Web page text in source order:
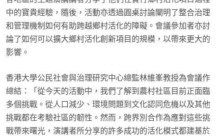
中的寶貴經驗，隨後，活動亦透過圓桌討論闡明了整合治理
和管理機制如何有助跨越鄉村活化的障礙。會議參加者亦討
論了如何可以擴大鄉村活化創新項目的規模，以帶來更大的
影響。
香港大學公民社會與治理研究中心總監林維峯教授為會議作
總結：「從今天的活動中，我們了解到農村社區目前正面臨
多個挑戰。從人口減少、環境問題到文化認同危機以及其他
挑戰都在考驗社區的韌性。然而，跨界別合作為應對這些挑
戰帶來曙光，演講者所分享的許多成功的活化模式都建基於